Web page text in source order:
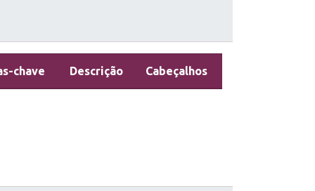
chave Descrição Cabeçalhos